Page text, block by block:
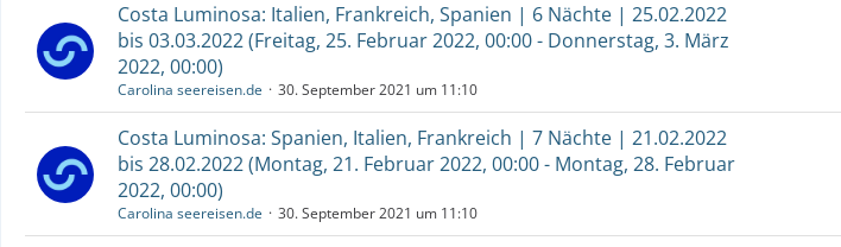
Costa Luminosa: Italien, Frankreich, Spanien | 6 Nächte | 25.02.2022
bis 03.03.2022 (Freitag, 25. Februar 2022, 00:00 - Donnerstag, 3. März
2022, 00:00)
Carolina seereisen.de 30. September 2021 um 11:10
Costa Luminosa: Spanien, Italien, Frankreich | 7 Nächte | 21.02.2022
bis 28.02.2022 (Montag, 21. Februar 2022, 00:00 - Montag, 28. Februar
2022, 00:00)
Carolina seereisen.de 30. September 2021 um 11:10